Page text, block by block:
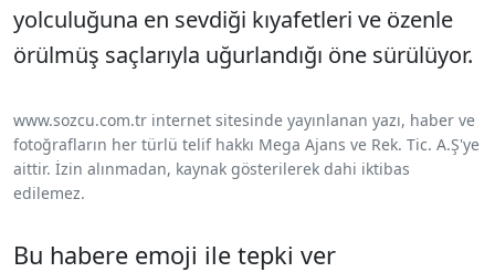
yolculuğuna en sevdiği kıyafetleri ve özenle
örülmüş saçlarıyla uğurlandığı öne sürülüyor.
www.sozcu.com.tr internet sitesinde yayınlanan yazı, haber ve
fotoğrafların her türlü telif hakkı Mega Ajans ve Rek. Tic. A.Ş'ye
aittir. İzin alınmadan, kaynak gösterilerek dahi iktibas
edilemez.
Bu habere emoji ile tepki ver